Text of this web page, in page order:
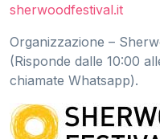
sherwoodfestival.it
Organizzazione –
(Risponde dalle 10:00
chiamate Whatsapp).